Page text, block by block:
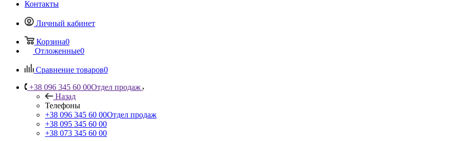
Контакты
Личный кабинет
Корзина0
Отложенные0
Сравнение товаров0
+38 096 345 60 00Отдел продаж
Назад
Телефоны
+38 096 345 60 00Отдел продаж
+38 095 345 60 00
+38 073 345 60 00